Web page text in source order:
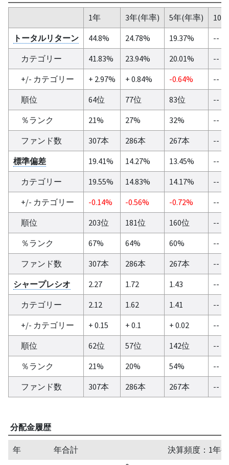
1年 3年(年率) 5年(年率)
10
トータルリターン
44.8% 24.78% 19.37%
--
カテゴリー
41.83% 23.94% 20.01%
--
+/- カテゴリー
+ 2.97% + 0.84% -0.64%
--
順位
64位 77位 83位
--
％ランク
21% 27% 32%
--
ファンド数
307本 286本 267本
--
標準偏差
19.41% 14.27% 13.45%
--
カテゴリー
19.55% 14.83% 14.17%
--
+/- カテゴリー
-0.14% -0.56% -0.72%
--
順位
203位 181位 160位
--
％ランク
67% 64% 60%
--
ファンド数
307本 286本 267本
--
シャープレシオ
2.27 1.72 1.43
--
カテゴリー
2.12 1.62 1.41
--
+/- カテゴリー
+ 0.15 + 0.1 + 0.02
--
順位
62位 57位 142位
--
％ランク
21% 20% 54%
--
ファンド数
307本 286本 267本 --
分配金履歴
年 年合計
決算頻度：1年